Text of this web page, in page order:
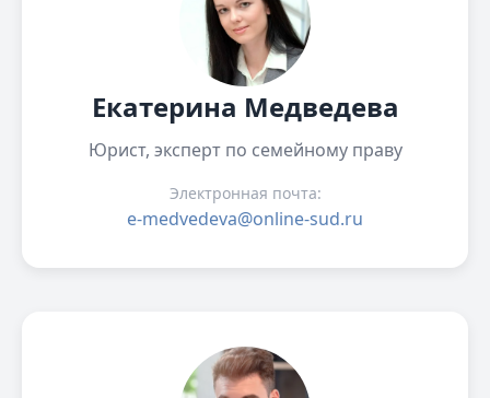
Екатерина Медведева
Юрист, эксперт по семейному праву
Электронная почта:
e-medvedeva@online-sud.ru